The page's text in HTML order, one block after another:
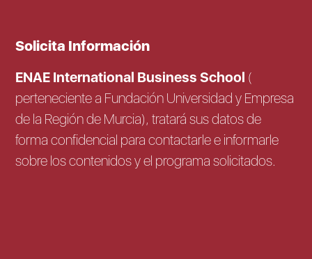
Solicita Información
ENAE International Business School (
perteneciente a Fundación Universidad y Empresa
de la Región de Murcia), tratará sus datos de
forma confidencial para contactarle e informarle
sobre los contenidos y el programa solicitados.